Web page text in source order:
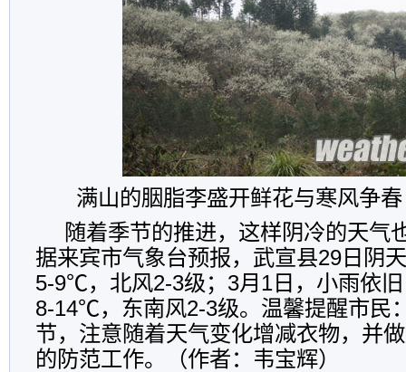
满山的胭脂李盛开鲜花与寒风争春
随着季节的推进，这样阴冷的天气
据来宾市气象台预报，武宣县29日阴
5-9℃，北风2-3级；3月1日，小雨依
8-14℃，东南风2-3级。温馨提醒市民
节，注意随着天气变化增减衣物，并
的防范工作。（作者：韦宝辉）